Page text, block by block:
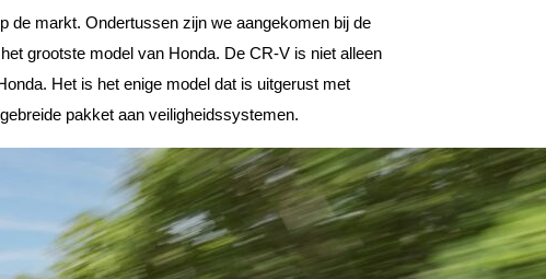
de markt. Ondertussen zijn we aangekomen bij de
grootste model van Honda. De CR-V is niet alleen
Het is het enige model dat is uitgerust met
pakket aan veiligheidssystemen.